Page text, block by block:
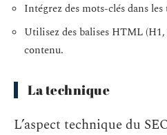
Intégrez des mots-clés dans
Utilisez des balises HTML
contenu.
La technique
L’aspect technique du